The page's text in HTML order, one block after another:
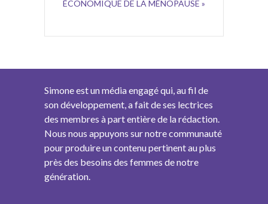
ÉCONOMIQUE DE LA MÉNOPAUSE »
Simone est un média engagé qui, au fil de
son développement, a fait de ses lectrices
des membres à part entière de la rédaction.
Nous nous appuyons sur notre communauté
pour produire un contenu pertinent au plus
près des besoins des femmes de notre
génération.